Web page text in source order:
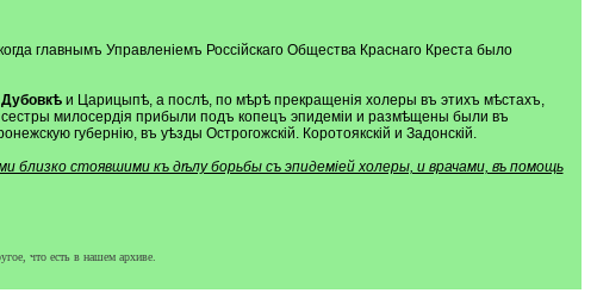
главнымъ Управленіемъ Россійскаго Общества Краснаго Креста было
Дубовкѣи Царицыпѣ, а послѣ, по мѣрѣ прекращенія холеры въ этихъ мѣстахъ,
милосердія прибыли подъ копецъ эпидеміи и размѣщены были въ
губернію, въ уѣзды Острогожскій. Коротоякскій и Задонскій.
стоявшими къ дѣлу борьбы съ эпидеміей холеры, и врачами, въ помощь
что есть в нашем архиве.